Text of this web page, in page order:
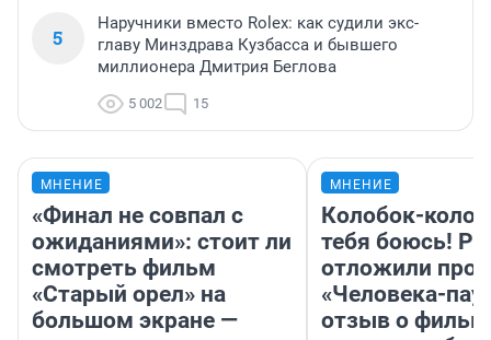
5
Наручники вместо Rolex: как судили экс-
главу Минздрава Кузбасса и бывшего
миллионера Дмитрия Беглова
5 002 15
МНЕНИЕ
«Финал не совпал с
ожиданиями»: стоит ли
смотреть фильм
«Старый орел» на
большом экране —
МНЕНИЕ
Колобок-
тебя боюсь!
отложили
«Человека-
отзыв о